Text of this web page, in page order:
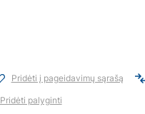
Pridėti į pageidavimų sąrašą
Pridėti palyginti